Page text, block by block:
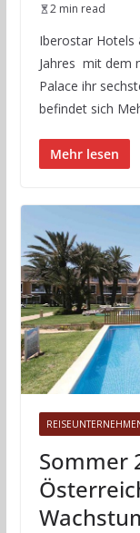
2 min read
Iberostar Hotels
Jahres mit dem
Palace ihr
befindet sich
Mehr lesen
Sommer